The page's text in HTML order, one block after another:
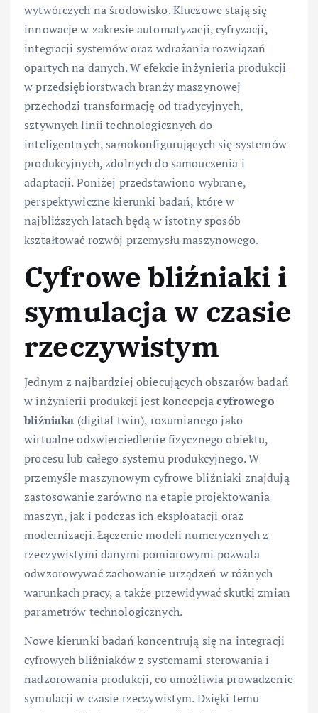
wytwórczych na środowisko. Kluczowe stają się
innowacje w zakresie automatyzacji, cyfryzacji,
integracji systemów oraz wdrażania rozwiązań
opartych na danych. W efekcie inżynieria produkcji
w przedsiębiorstwach branży maszynowej
przechodzi transformację od tradycyjnych,
sztywnych linii technologicznych do
inteligentnych, samokonfigurujących się systemów
produkcyjnych, zdolnych do samouczenia i
adaptacji. Poniżej przedstawiono wybrane,
perspektywiczne kierunki badań, które w
najbliższych latach będą w istotny sposób
kształtować rozwój przemysłu maszynowego.
Cyfrowe bliźniaki i
symulacja w czasie
rzeczywistym
Jednym z najbardziej obiecujących obszarów badań
w inżynierii produkcji jest koncepcjacyfrowego
bliźniaka (digital twin), rozumianego jako
wirtualne odzwierciedlenie fizycznego obiektu,
procesu lub całego systemu produkcyjnego. W
przemyśle maszynowym cyfrowe bliźniaki znajdują
zastosowanie zarówno na etapie projektowania
maszyn, jak i podczas ich eksploatacji oraz
modernizacji. Łączenie modeli numerycznych z
rzeczywistymi danymi pomiarowymi pozwala
odwzorowywać zachowanie urządzeń w różnych
warunkach pracy, a także przewidywać skutki zmian
parametrów technologicznych.
Nowe kierunki badań koncentrują się na integracji
cyfrowych bliźniaków z systemami sterowania i
nadzorowania produkcji, co umożliwia prowadzenie
symulacji w czasie rzeczywistym. Dzięki temu